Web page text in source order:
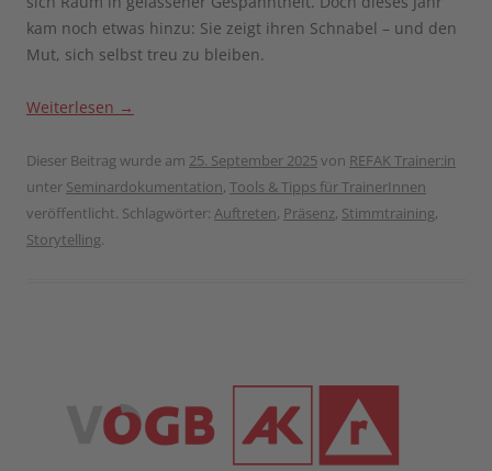
kam noch etwas hinzu: Sie zeigt ihren Schnabel – und den
Mut, sich selbst treu zu bleiben.
Weiterlesen →
Dieser Beitrag wurde am 25. September 2025von REFAK Trainer:in
unter Seminardokumentation, Tools & Tipps für TrainerInnen
veröffentlicht. Schlagwörter: Auftreten, Präsenz, Stimmtraining,
Storytelling